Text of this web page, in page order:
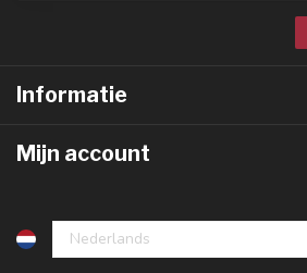
Informatie
Mijn account